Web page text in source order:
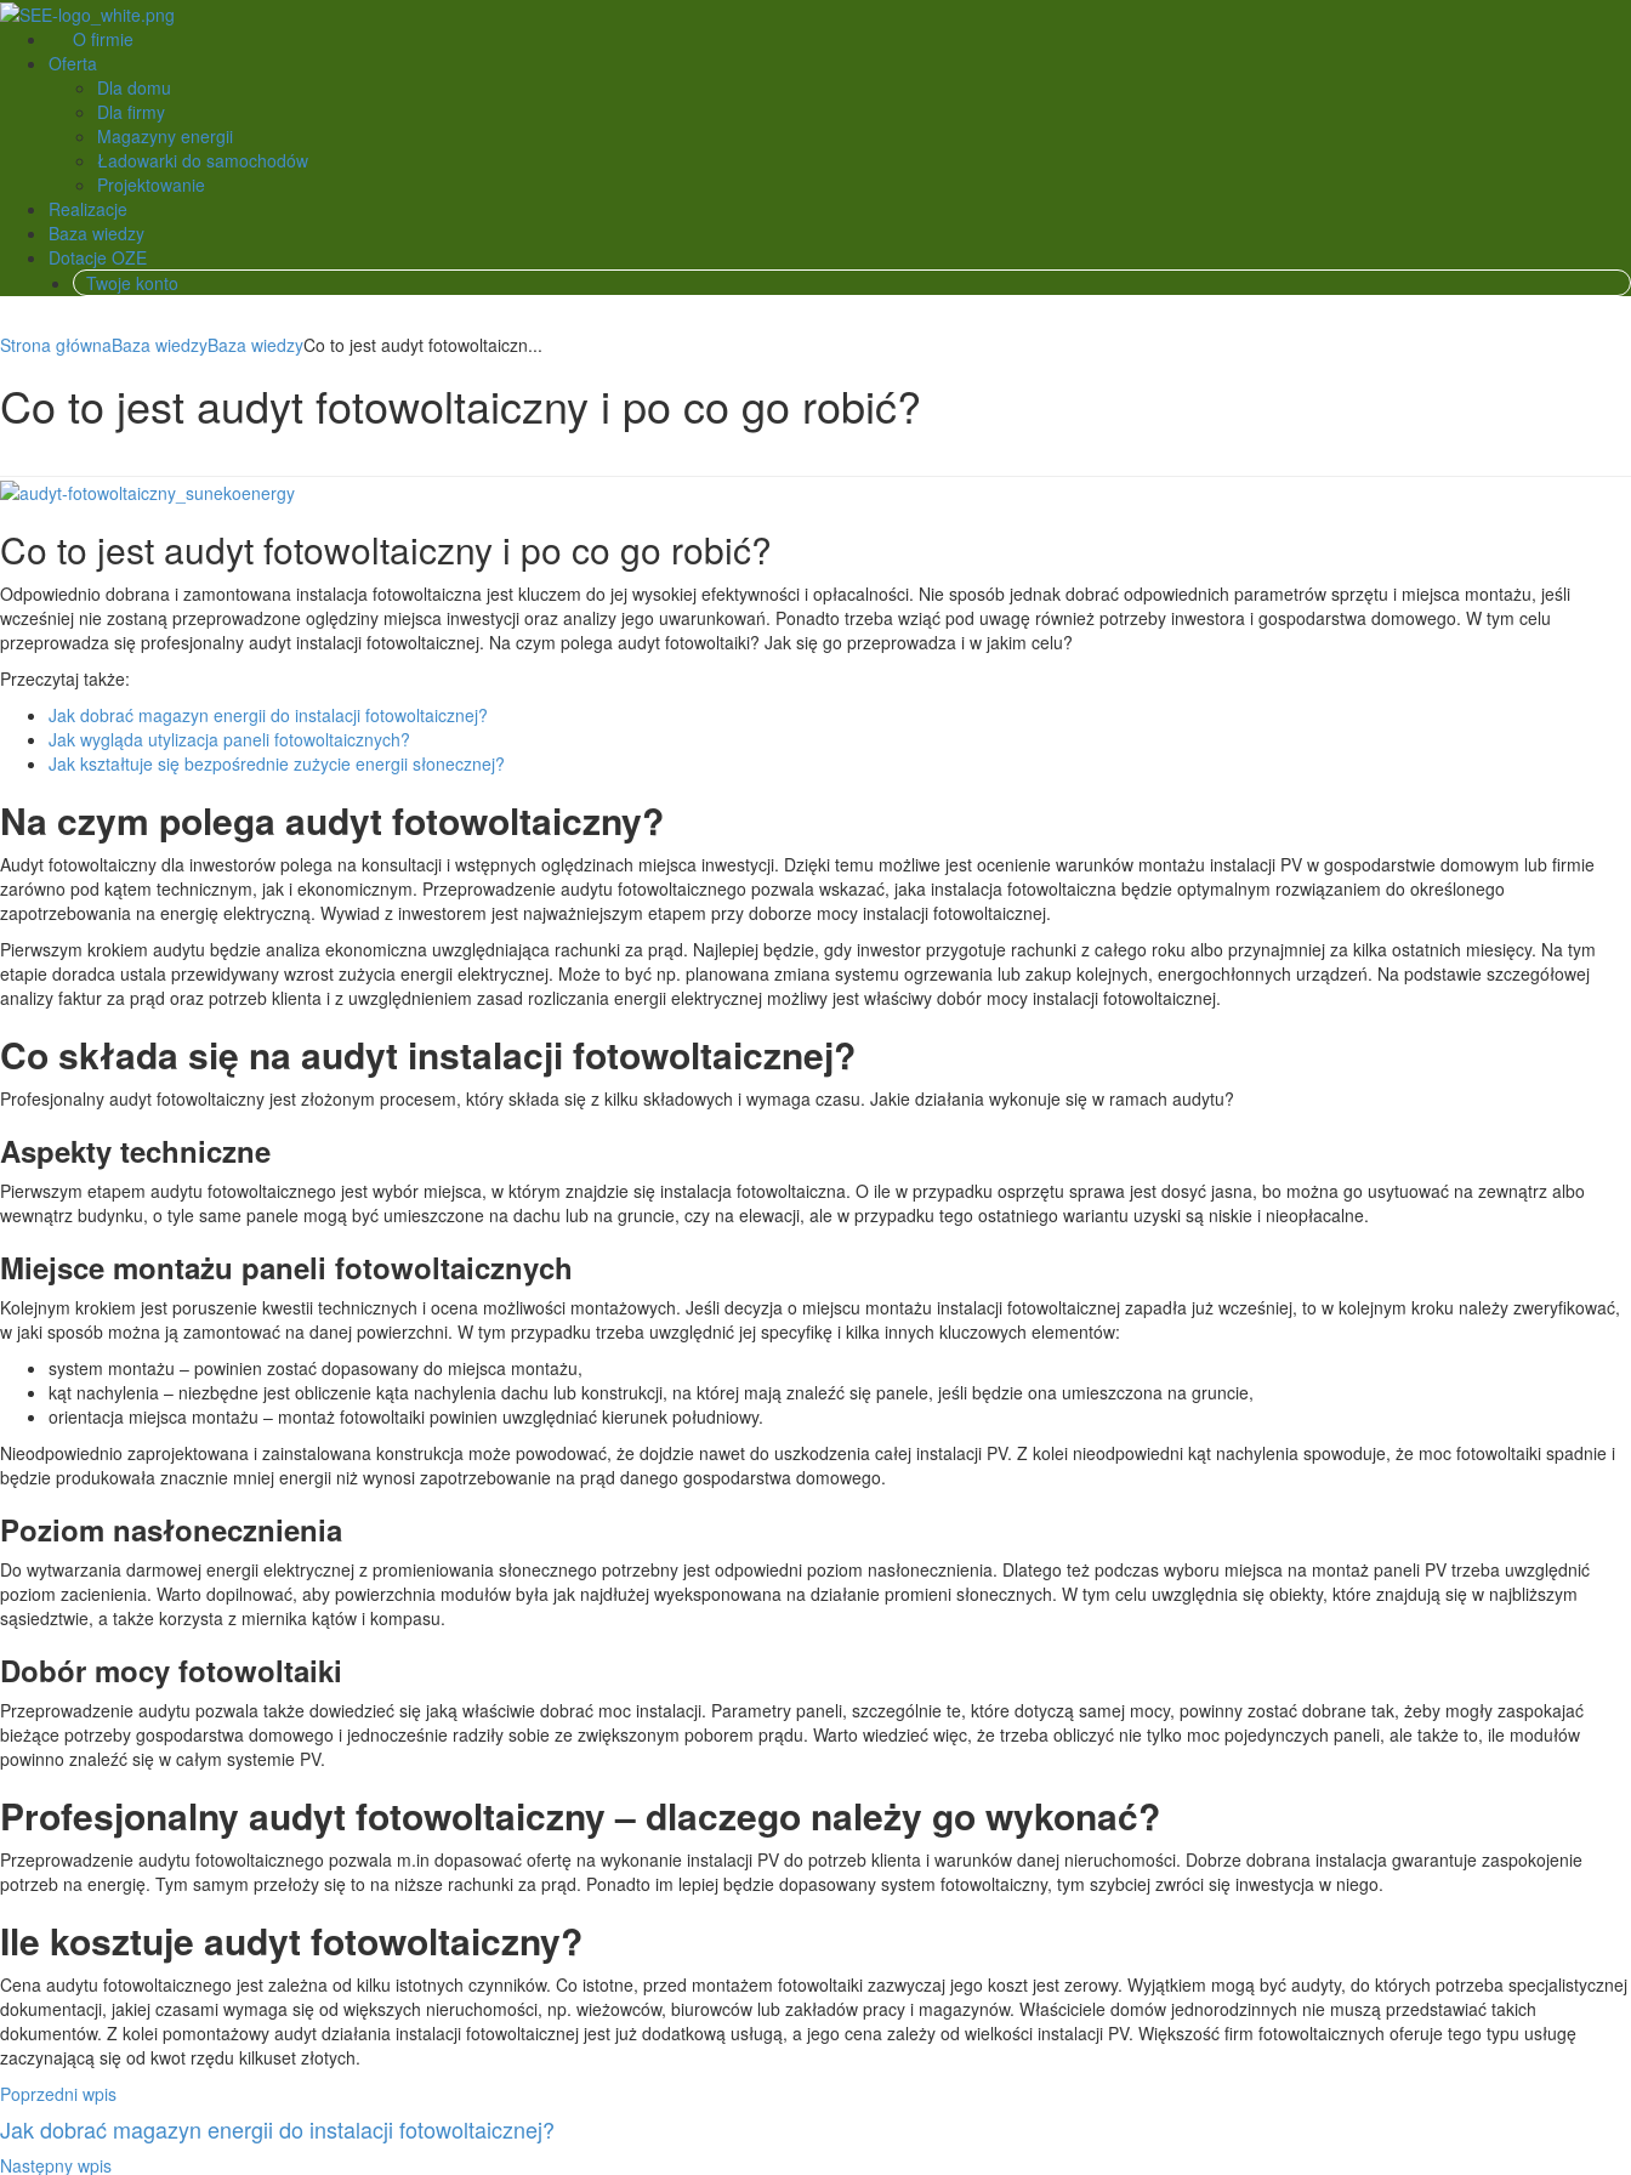
O firmie
Oferta
Dla domu
Dla firmy
Magazyny energii
Ładowarki do samochodów
Projektowanie
Realizacje
Baza wiedzy
Dotacje OZE
Twoje konto
Strona głównaBaza wiedzyBaza wiedzyCo to jest audyt fotowoltaiczn...
Co to jest audyt fotowoltaiczny i po co go robić?
Co to jest audyt fotowoltaiczny i po co go robić?
Odpowiednio dobrana i zamontowana instalacja fotowoltaiczna jest kluczem do jej wysokiej efektywności i opłacalności. Nie sposób jednak dobrać odpowiednich parametrów sprzętu i miejsca montażu, jeśli
wcześniej nie zostaną przeprowadzone oględziny miejsca inwestycji oraz analizy jego uwarunkowań. Ponadto trzeba wziąć pod uwagę również potrzeby inwestora i gospodarstwa domowego. W tym celu
przeprowadza się profesjonalny audyt instalacji fotowoltaicznej. Na czym polega audyt fotowoltaiki? Jak się go przeprowadza i w jakim celu?
Przeczytaj także:
Jak dobrać magazyn energii do instalacji fotowoltaicznej?
Jak wygląda utylizacja paneli fotowoltaicznych?
Jak kształtuje się bezpośrednie zużycie energii słonecznej?
Na czym polega audyt fotowoltaiczny?
Audyt fotowoltaiczny dla inwestorów polega na konsultacji i wstępnych oględzinach miejsca inwestycji. Dzięki temu możliwe jest ocenienie warunków montażu instalacji PV w gospodarstwie domowym lub firmie
zarówno pod kątem technicznym, jak i ekonomicznym. Przeprowadzenie audytu fotowoltaicznego pozwala wskazać, jaka instalacja fotowoltaiczna będzie optymalnym rozwiązaniem do określonego
zapotrzebowania na energię elektryczną. Wywiad z inwestorem jest najważniejszym etapem przy doborze mocy instalacji fotowoltaicznej.
Pierwszym krokiem audytu będzie analiza ekonomiczna uwzględniająca rachunki za prąd. Najlepiej będzie, gdy inwestor przygotuje rachunki z całego roku albo przynajmniej za kilka ostatnich miesięcy. Na tym
etapie doradca ustala przewidywany wzrost zużycia energii elektrycznej. Może to być np. planowana zmiana systemu ogrzewania lub zakup kolejnych, energochłonnych urządzeń. Na podstawie szczegółowej
analizy faktur za prąd oraz potrzeb klienta i z uwzględnieniem zasad rozliczania energii elektrycznej możliwy jest właściwy dobór mocy instalacji fotowoltaicznej.
Co składa się na audyt instalacji fotowoltaicznej?
Profesjonalny audyt fotowoltaiczny jest złożonym procesem, który składa się z kilku składowych i wymaga czasu. Jakie działania wykonuje się w ramach audytu?
Aspekty techniczne
Pierwszym etapem audytu fotowoltaicznego jest wybór miejsca, w którym znajdzie się instalacja fotowoltaiczna. O ile w przypadku osprzętu sprawa jest dosyć jasna, bo można go usytuować na zewnątrz albo
wewnątrz budynku, o tyle same panele mogą być umieszczone na dachu lub na gruncie, czy na elewacji, ale w przypadku tego ostatniego wariantu uzyski są niskie i nieopłacalne.
Miejsce montażu paneli fotowoltaicznych
Kolejnym krokiem jest poruszenie kwestii technicznych i ocena możliwości montażowych. Jeśli decyzja o miejscu montażu instalacji fotowoltaicznej zapadła już wcześniej, to w kolejnym kroku należy zweryfikować,
w jaki sposób można ją zamontować na danej powierzchni. W tym przypadku trzeba uwzględnić jej specyfikę i kilka innych kluczowych elementów:
system montażu – powinien zostać dopasowany do miejsca montażu,
kąt nachylenia – niezbędne jest obliczenie kąta nachylenia dachu lub konstrukcji, na której mają znaleźć się panele, jeśli będzie ona umieszczona na gruncie,
orientacja miejsca montażu – montaż fotowoltaiki powinien uwzględniać kierunek południowy.
Nieodpowiednio zaprojektowana i zainstalowana konstrukcja może powodować, że dojdzie nawet do uszkodzenia całej instalacji PV. Z kolei nieodpowiedni kąt nachylenia spowoduje, że moc fotowoltaiki spadnie i
będzie produkowała znacznie mniej energii niż wynosi zapotrzebowanie na prąd danego gospodarstwa domowego.
Poziom nasłonecznienia
Do wytwarzania darmowej energii elektrycznej z promieniowania słonecznego potrzebny jest odpowiedni poziom nasłonecznienia. Dlatego też podczas wyboru miejsca na montaż paneli PV trzeba uwzględnić
poziom zacienienia. Warto dopilnować, aby powierzchnia modułów była jak najdłużej wyeksponowana na działanie promieni słonecznych. W tym celu uwzględnia się obiekty, które znajdują się w najbliższym
sąsiedztwie, a także korzysta z miernika kątów i kompasu.
Dobór mocy fotowoltaiki
Przeprowadzenie audytu pozwala także dowiedzieć się jaką właściwie dobrać moc instalacji. Parametry paneli, szczególnie te, które dotyczą samej mocy, powinny zostać dobrane tak, żeby mogły zaspokajać
bieżące potrzeby gospodarstwa domowego i jednocześnie radziły sobie ze zwiększonym poborem prądu. Warto wiedzieć więc, że trzeba obliczyć nie tylko moc pojedynczych paneli, ale także to, ile modułów
powinno znaleźć się w całym systemie PV.
Profesjonalny audyt fotowoltaiczny – dlaczego należy go wykonać?
Przeprowadzenie audytu fotowoltaicznego pozwala m.in dopasować ofertę na wykonanie instalacji PV do potrzeb klienta i warunków danej nieruchomości. Dobrze dobrana instalacja gwarantuje zaspokojenie
potrzeb na energię. Tym samym przełoży się to na niższe rachunki za prąd. Ponadto im lepiej będzie dopasowany system fotowoltaiczny, tym szybciej zwróci się inwestycja w niego.
Ile kosztuje audyt fotowoltaiczny?
Cena audytu fotowoltaicznego jest zależna od kilku istotnych czynników. Co istotne, przed montażem fotowoltaiki zazwyczaj jego koszt jest zerowy. Wyjątkiem mogą być audyty, do których potrzeba specjalistycznej
dokumentacji, jakiej czasami wymaga się od większych nieruchomości, np. wieżowców, biurowców lub zakładów pracy i magazynów. Właściciele domów jednorodzinnych nie muszą przedstawiać takich
dokumentów. Z kolei pomontażowy audyt działania instalacji fotowoltaicznej jest już dodatkową usługą, a jego cena zależy od wielkości instalacji PV. Większość firm fotowoltaicznych oferuje tego typu usługę
zaczynającą się od kwot rzędu kilkuset złotych.
Poprzedni wpis
Jak dobrać magazyn energii do instalacji fotowoltaicznej?
Następny wpis